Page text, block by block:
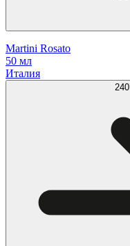
Martini Rosato
50 мл
Италия
240